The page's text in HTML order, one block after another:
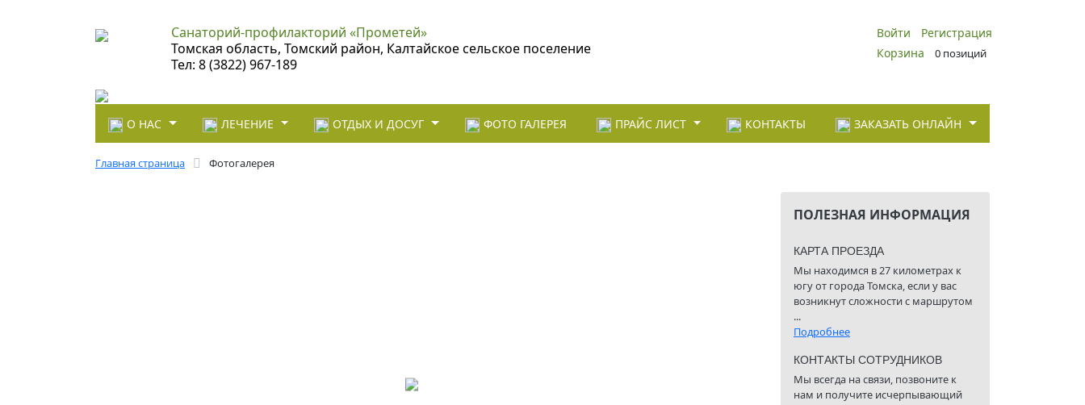
Санаторий-профилакторий «Прометей»
Томская область, Томский район, Калтайское сельское поселение
Тел: 8 (3822) 967-189
Войти
Регистрация
Корзина
0 позиций
О НАС ЛЕЧЕНИЕ ОТДЫХ И ДОСУГ ФОТО ГАЛЕРЕЯ ПРАЙС ЛИСТ КОНТАКТЫ ЗАКАЗАТЬ ОНЛАЙН
Главная страница Фотогалерея
ПОЛЕЗНАЯ ИНФОРМАЦИЯ
КАРТА ПРОЕЗДА
Мы находимся в 27 километрах к
югу от города Томска, если у вас
возникнут сложности с маршрутом
...
Подробнее
КОНТАКТЫ СОТРУДНИКОВ
Мы всегда на связи, позвоните к
нам и получите исчерпывающий